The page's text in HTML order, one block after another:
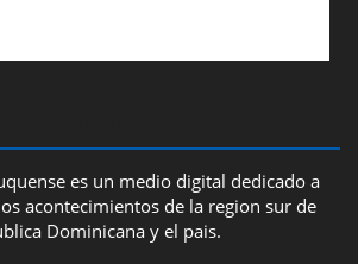
es un medio digital dedicado a
acontecimientos de la region sur de
Dominicana y el pais.